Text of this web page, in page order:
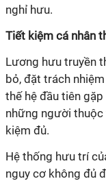
nghỉ hưu.
Tiết kiệm cá nhân
Lương hưu truyền
bỏ, đặt trách
thế hệ đầu tiên
những người thuộc
kiệm đủ.
Hệ thống hưu trí
nguy cơ không đủ